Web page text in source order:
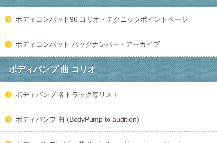
ボディコンバット96 コリオ・テクニックポイントページ
ボディコンバット バックナンバー・アーカイブ
ボディパンプ 曲 コリオ
ボディパンプ 各トラック毎リスト
ボディパンプ 曲 (BodyPump to audition)